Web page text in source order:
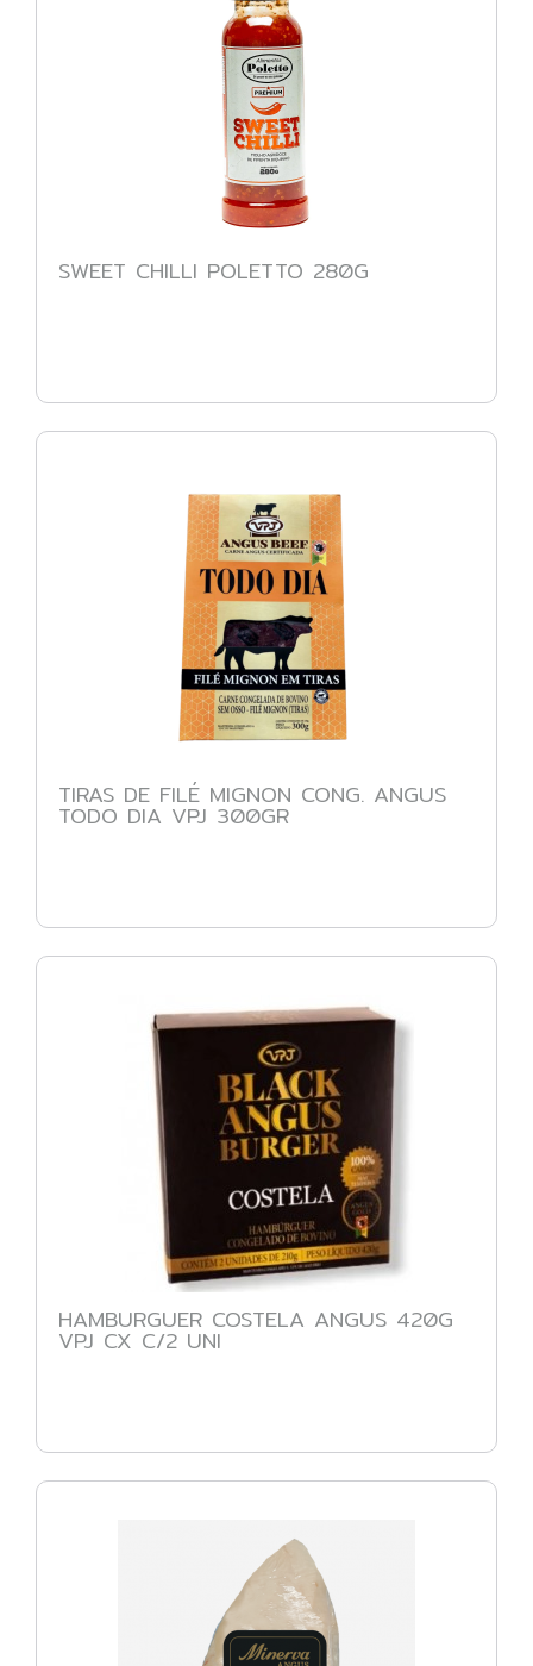
SWEET CHILLI POLETTO 280G
TIRAS DE FILÉ MIGNON CONG. ANGUS
TODO DIA VPJ 300GR
HAMBURGUER COSTELA ANGUS 420G
VPJ CX C/2 UNI